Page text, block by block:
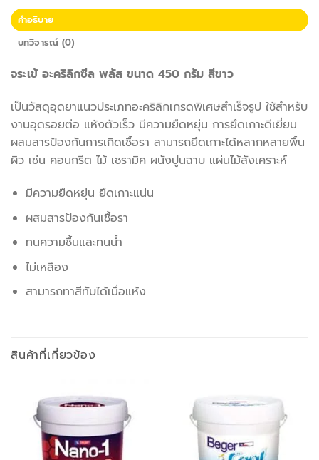
คำอธิบาย
บทวิจารณ์ (0)
จระเข้ อะคริลิกซีล พลัส ขนาด 450 กรัม สีขาว
เป็นวัสดุอุดยาแนวประเภทอะคริลิกเกรดพิเศษสำเร็จรูป ใช้สำหรับ
งานอุดรอยต่อ แห้งตัวเร็ว มีความยืดหยุ่น การยึดเกาะดีเยี่ยม
ผสมสารป้องกันการเกิดเชื้อรา สามารถยึดเกาะได้หลากหลายพื้น
ผิว เช่น คอนกรีต ไม้ เซรามิค ผนังปูนฉาบ แผ่นไม้สังเคราะห์
มีความยืดหยุ่น ยึดเกาะแน่น
ผสมสารป้องกันเชื้อรา
ทนความชื้นและทนน้ำ
ไม่เหลือง
สามารถทาสีทับได้เมื่อแห้ง
สินค้าที่เกี่ยวข้อง